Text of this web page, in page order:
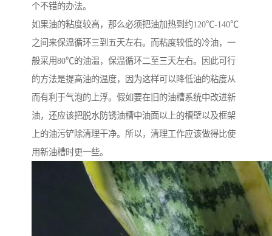
个不错的办法。
如果油的粘度较高，那么必须把油加热到约120℃-140℃
之间来保温循环三到五天左右。而粘度较低的冷油，一
般采用80℃的油温，保温循环二至三天左右。因此可行
的方法是提高油的温度，因为这样可以降低油的粘度从
而有利于气泡的上浮。假如要在旧的油槽系统中改进新
油，还应该把脱水防锈油槽中油面以上的槽壁以及框架
上的油污铲除清理干净。所以，清理工作应该做得比使
用新油槽时更一些。